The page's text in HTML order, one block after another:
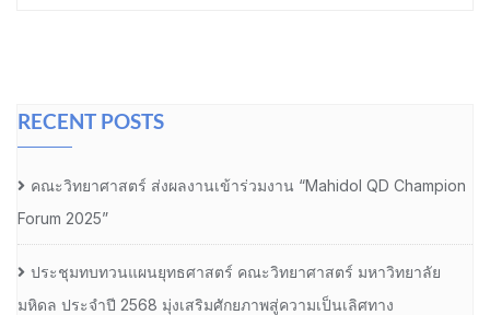
RECENT POSTS
คณะวิทยาศาสตร์ ส่งผลงานเข้าร่วมงาน “Mahidol QD Champion
Forum 2025”
ประชุมทบทวนแผนยุทธศาสตร์ คณะวิทยาศาสตร์ มหาวิทยาลัย
มหิดล ประจำปี 2568 มุ่งเสริมศักยภาพสู่ความเป็นเลิศทาง